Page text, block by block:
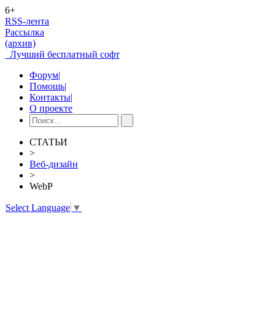
6+
RSS-лента
Рассылка
(архив)
Лучший бесплатный софт
Форум|
Помощь|
Контакты|
О проекте
СТАТЬИ
>
Веб-дизайн
>
WebP
Select Language ▼